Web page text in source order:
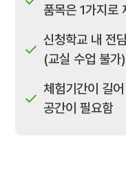
품목은 1가지로
신청학교 내 전
(교실 수업 불가)
체험기간이 길
공간이 필요함